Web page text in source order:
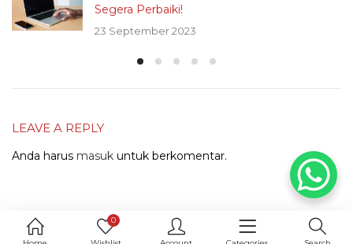
0
Segera Perbaiki!
23 September 2023
LEAVE A REPLY
Anda harus masuk untuk berkomentar.